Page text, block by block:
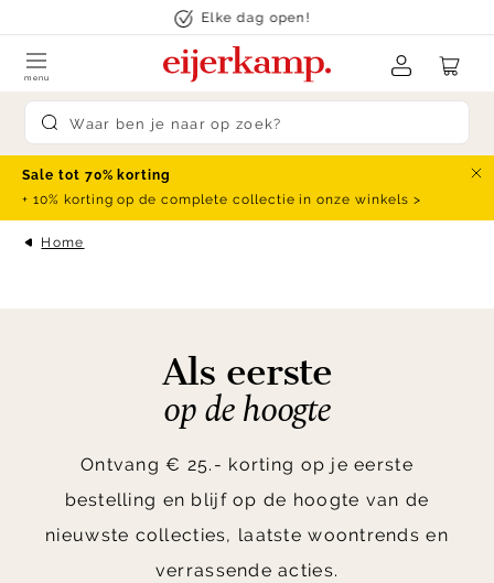
Elke dag open!
Submit search
menu
Sale tot 70% korting
+ 10% korting op de complete collectie in onze winkels >
Home
Als eerste
op de hoogte
Ontvang € 25.- korting op je eerste
bestelling en blijf op de hoogte van de
nieuwste collecties, laatste woontrends en
verrassende acties.